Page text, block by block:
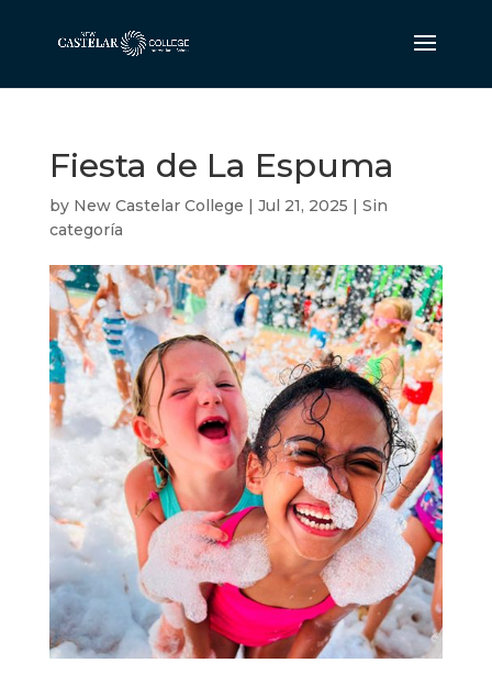
Fiesta de La Espuma
by New Castelar College | Jul 21, 2025 | Sin
categoría